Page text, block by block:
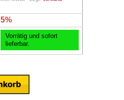
5%
Vorrätig und sofort
lieferbar.